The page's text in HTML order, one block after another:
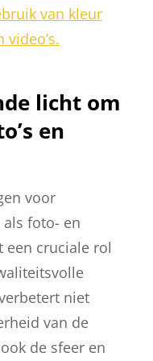
van kleur
video’s.
licht om
en
voor
foto- en
een cruciale rol
niet
van de
de sfeer en